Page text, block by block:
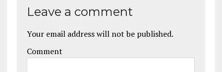
Leave a comment
Your email address will not be published.
Comment